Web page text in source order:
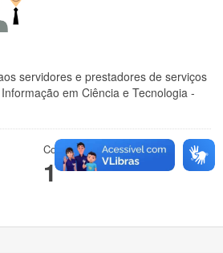
servidores e prestadores de serviços
em Ciência e Tecnologia -
Conjuntos de dados
1